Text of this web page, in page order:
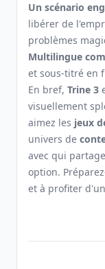
Un scénario
libérer de
problèmes
Multilingue
et sous-titré en
En bref, Trine 3
visuellement
aimez les jeux
univers de
avec qui
option.
et à profiter